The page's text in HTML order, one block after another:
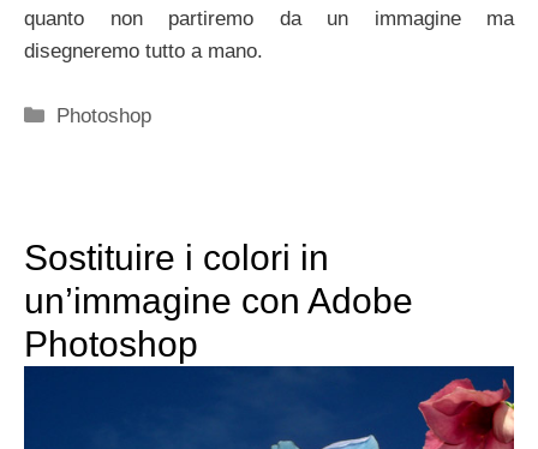
quanto non partiremo da un immagine ma
disegneremo tutto a mano.
Categorie
Photoshop
Sostituire i colori in
un’immagine con Adobe
Photoshop